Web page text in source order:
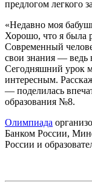
предлогом легкого
«Недавно моя
Хорошо, что я была
Современный
свои знания — ведь
Сегодняшний урок
интересным.
— поделилась
образования №8.
Олимпиада
Банком России,
России и